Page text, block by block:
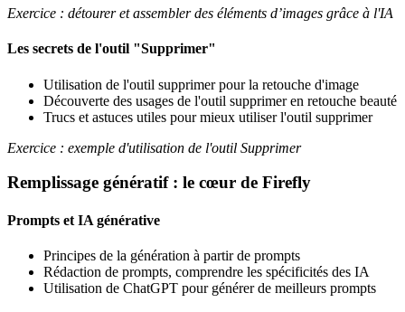
Exercice : détourer et assembler des éléments d’images grâce à l'IA
Les secrets de l'outil "Supprimer"
Utilisation de l'outil supprimer pour la retouche d'image
Découverte des usages de l'outil supprimer en retouche beauté
Trucs et astuces utiles pour mieux utiliser l'outil supprimer
Exercice : exemple d'utilisation de l'outil Supprimer
Remplissage génératif : le cœur de Firefly
Prompts et IA générative
Principes de la génération à partir de prompts
Rédaction de prompts, comprendre les spécificités des IA
Utilisation de ChatGPT pour générer de meilleurs prompts